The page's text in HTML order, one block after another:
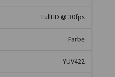
FullHD @ 30fps
Farbe
YUV422